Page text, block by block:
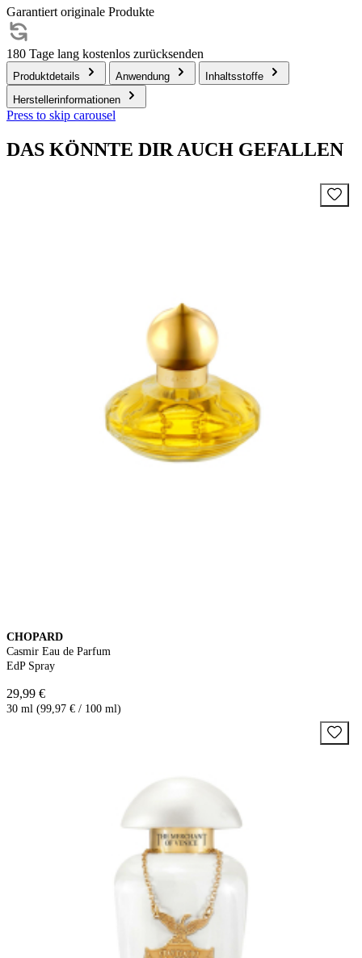
Garantiert originale Produkte
180 Tage lang kostenlos zurücksenden
Produktdetails Anwendung
Inhaltsstoffe
Herstellerinformationen
Press to skip carousel
DAS KÖNNTE DIR AUCH GEFALLEN
CHOPARD
Casmir Eau de Parfum
EdP Spray
29,99 €
30 ml (99,97 € / 100 ml)